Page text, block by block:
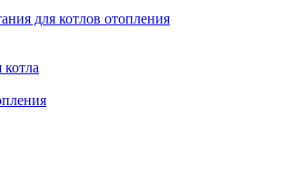
для котлов отопления